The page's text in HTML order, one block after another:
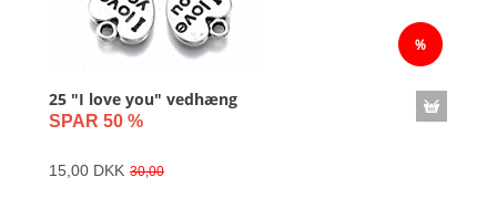
25 "I love you" vedhæng
SPAR 50 %
15,00 DKK 30,00